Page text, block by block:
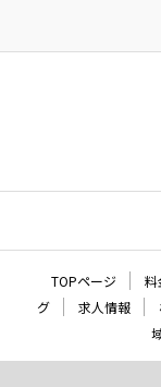
TOPページ 料
グ
求人情報